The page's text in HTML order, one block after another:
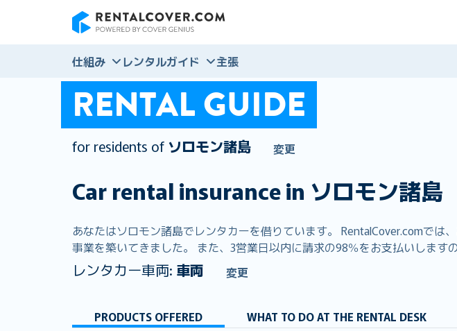
仕組み レンタルガイド 主張
RENTAL GUIDE
for residents of ソロモン諸島 変更
Car rental insurance in ソロモン諸島
あなたはソロモン諸島でレンタカーを借りています。 RentalCover.comで
事業を築いてきました。 また、3営業日以内に請求の98％をお支払いします
レンタカー車両: 車両 変更
PRODUCTS OFFERED WHAT TO DO AT THE RENTAL DESK